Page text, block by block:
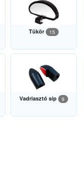
Tükör 15
Vadriasztó síp 9